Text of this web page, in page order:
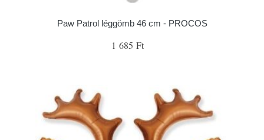
Paw Patrol léggömb 46 cm - PROCOS
1 685 Ft